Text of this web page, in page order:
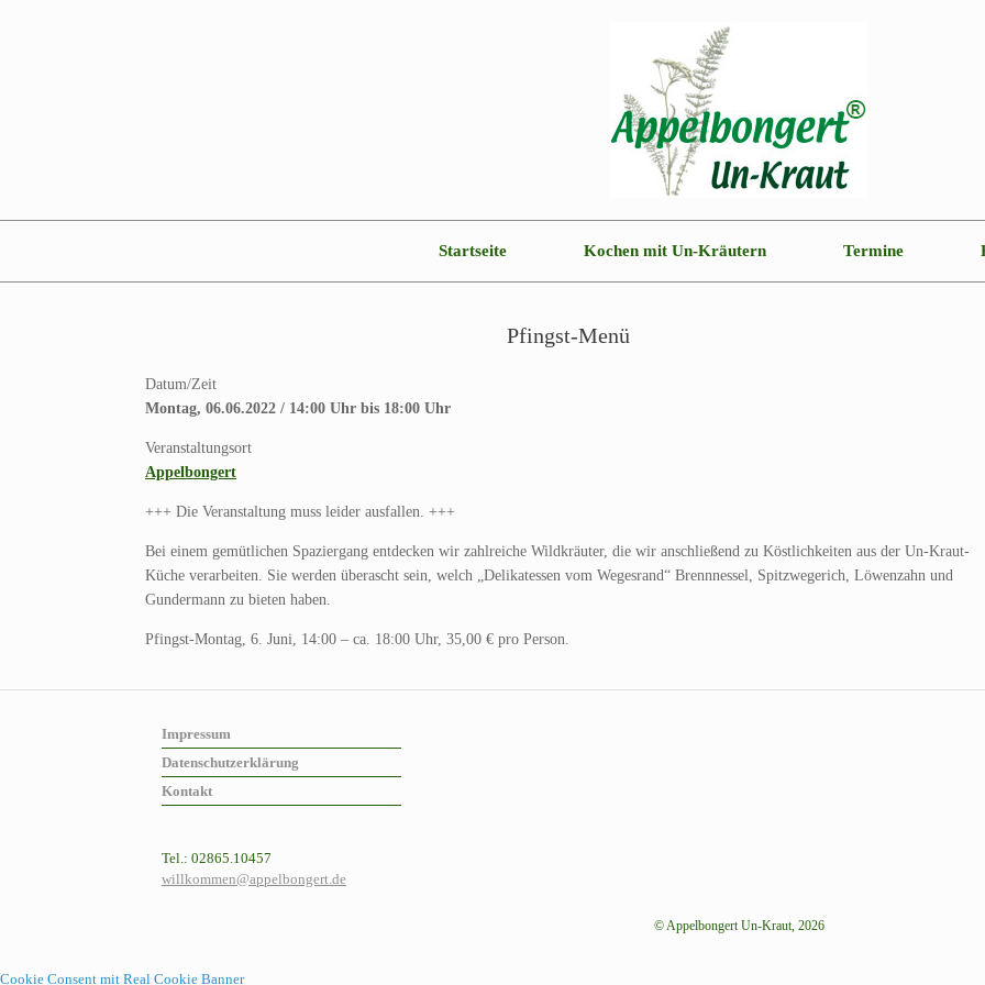
Startseite Kochen mit Un-Kräutern Termine
Pfingst-Menü
Datum/Zeit
Montag, 06.06.2022 / 14:00 Uhr bis 18:00 Uhr
Veranstaltungsort
Appelbongert
+++ Die Veranstaltung muss leider ausfallen. +++
Bei einem gemütlichen Spaziergang entdecken wir zahlreiche Wildkräuter, die wir anschließend zu Köstlichkeiten aus der Un-Kraut-
Küche verarbeiten. Sie werden überascht sein, welch „Delikatessen vom Wegesrand“ Brennnessel, Spitzwegerich, Löwenzahn und
Gundermann zu bieten haben.
Pfingst-Montag, 6. Juni, 14:00 – ca. 18:00 Uhr, 35,00 € pro Person.
Impressum
Datenschutzerklärung
Kontakt
Tel.: 02865.10457
willkommen@appelbongert.de
© Appelbongert Un-Kraut, 2026
Cookie Consent mit Real Cookie Banner